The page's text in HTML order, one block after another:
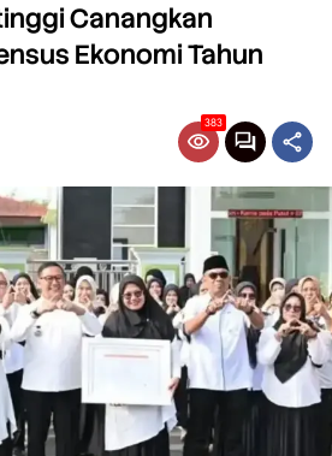
Canangkan
Ekonomi Tahun
383